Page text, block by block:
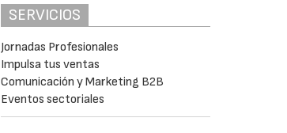
SERVICIOS
Jornadas Profesionales
Impulsa tus ventas
Comunicación y Marketing B2B
Eventos sectoriales